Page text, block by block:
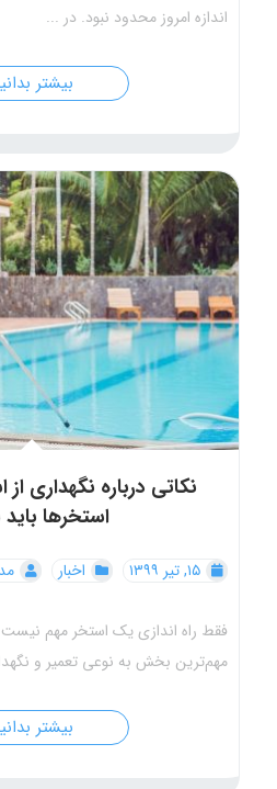
اندازه امروز محدود نبود. در ...
بیشتر
نکاتی درباره نگهداری
استخرها باید
اخبار
فقط راه اندازی یک استخر مهم نیست
مهم‌ترین بخش به نوعی تعمیر و
بیشتر